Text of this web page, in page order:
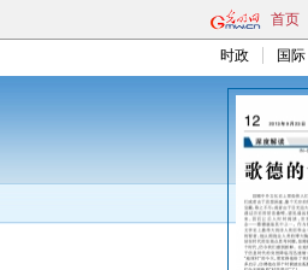
首页
时政 国际